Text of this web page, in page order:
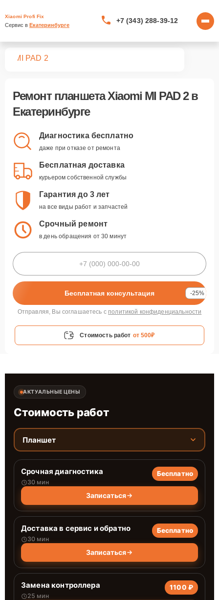
Xiaomi Profi Fix
Сервис в Екатеринбурге
+7 (343) 288-39-12
MI PAD 2
Ремонт планшета Xiaomi MI PAD 2в
Екатеринбурге
Диагностика бесплатно
даже при отказе от ремонта
Бесплатная доставка
курьером собственной службы
Гарантия до 3 лет
на все виды работ и запчастей
Срочный ремонт
в день обращения от 30 минут
Бесплатная консультация -25%
Отправляя, Вы соглашаетесь с политикой конфиденциальности
Стоимость работ от 500₽
АКТУАЛЬНЫЕ ЦЕНЫ
Стоимость работ
Планшет
Срочная диагностика
30 мин
Бесплатно
Записаться
Доставка в сервис и обратно
30 мин
Бесплатно
Записаться
Замена контроллера
25 мин
1100 ₽